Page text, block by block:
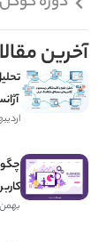
آخرین
بهمن 25, 1404